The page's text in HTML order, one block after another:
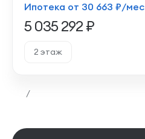
Ипотека от 30 663 ₽/мес
5 035 292 ₽
2 этаж
/